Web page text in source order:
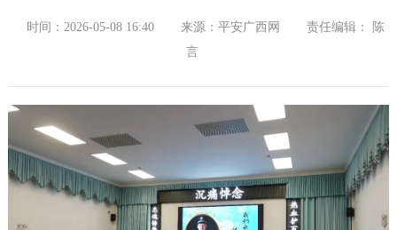
时间：2026-05-08 16:40 来源：平安广西网
责任编辑： 陈
言